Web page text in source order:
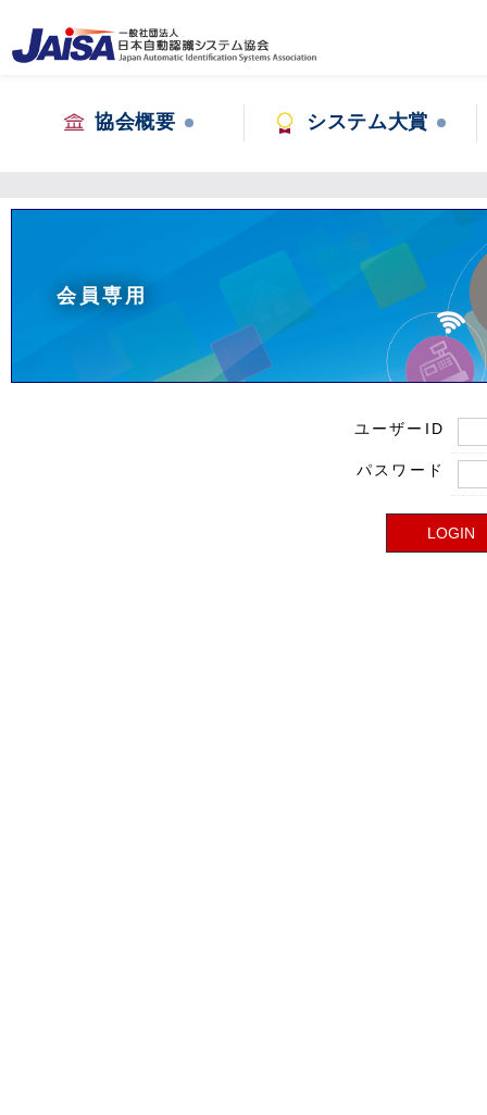
協会概要 システム大賞
会員専用
ユーザーID
パスワード